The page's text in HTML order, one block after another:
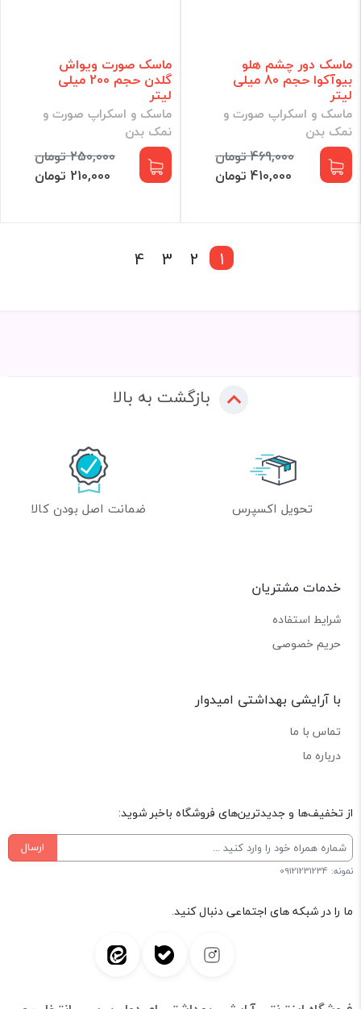
ماسک دور چشم هلو
بیوآکوا حجم 80 میلی
لیتر
ماسک و اسکراپ صورت و
نمک بدن
469,000 تومان
410,000 تومان
ماسک صورت ویواش
گلدن حجم 200 میلی
لیتر
ماسک و اسکراپ صورت و
نمک بدن
250,000 تومان
210,000 تومان
1
2
3
4
بازگشت به بالا
تحویل اکسپرس ضمانت اصل بودن کالا
خدمات مشتریان
شرایط استفاده
حریم خصوصی
با آرایشی بهداشتی امیدوار
تماس با ما
درباره ما
از تخفیف‌ها و جدیدترین‌های فروشگاه باخبر شوید:
ارسال
نمونه: 09121231234
ما را در شبکه های اجتماعی دنبال کنید.